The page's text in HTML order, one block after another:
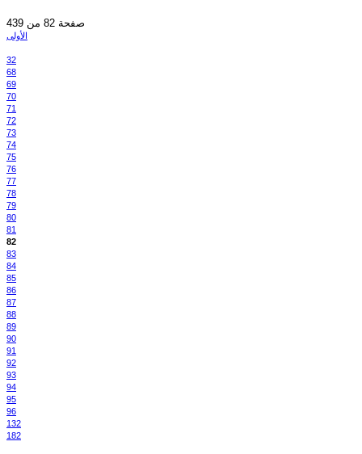
صفحة 82 من 439
الأولى
32
68
69
70
71
72
73
74
75
76
77
78
79
80
81
82
83
84
85
86
87
88
89
90
91
92
93
94
95
96
132
182